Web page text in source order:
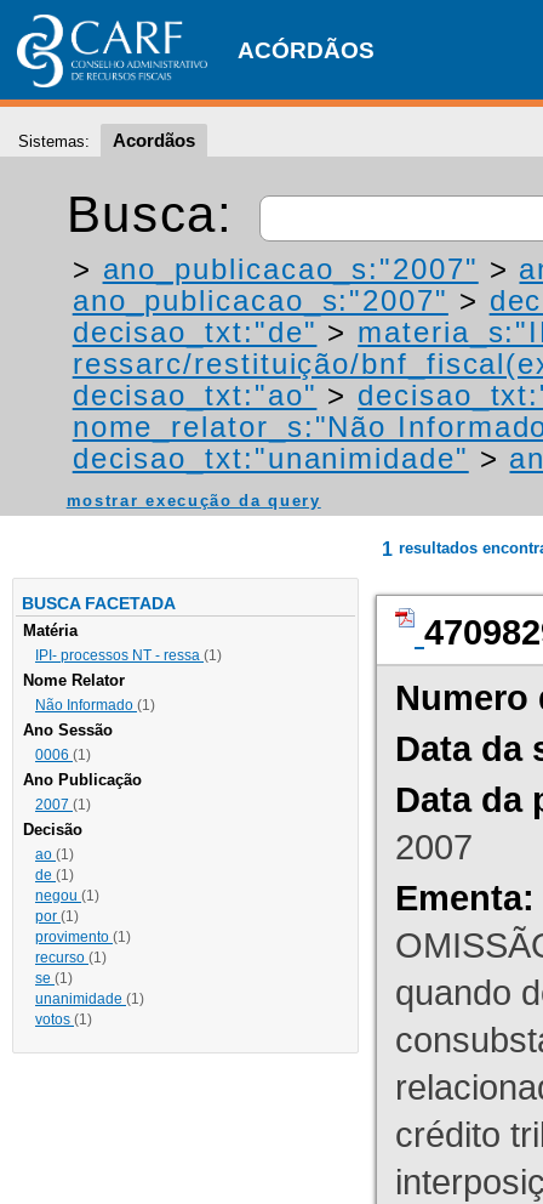
ACÓRDÃOS
Sistemas: Acordãos
Busca:
> ano_publicacao_s:"2007" >
ano_publicacao_s:"2007" >
decisao_txt:"de" >
ressarc/restituição/
decisao_txt:"ao" >
nome_relator_s:"Não
decisao_txt:"unanimidade" >
mostrar execução da query
BUSCA FACETADA
Matéria
IPI- processos NT - ressa (1)
Nome Relator
Não Informado (1)
Ano Sessão
0006 (1)
Ano Publicação
2007 (1)
Decisão
ao (1)
de (1)
negou (1)
por (1)
provimento (1)
recurso (1)
se (1)
unanimidade (1)
votos (1)
1 resultados
Numero
Data da
Data da
2007
Ementa:
quando
crédito